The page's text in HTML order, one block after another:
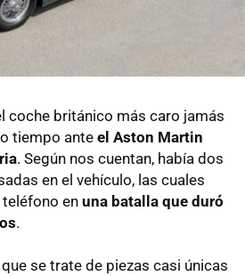
coche británico más caro jamás
tiempo ante el Aston Martin
. Según nos cuentan, había dos
en el vehículo, las cuales
en una batalla que duró
.
se trate de piezas casi únicas